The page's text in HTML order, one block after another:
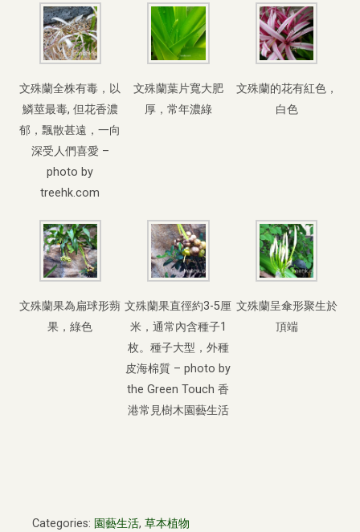
文殊蘭全株有毒，以
鱗莖最毒, 但花香濃
郁，飄散甚遠，一向
深受人們喜愛 –
photo by
treehk.com
文殊蘭葉片寬大肥
厚，常年濃綠
文殊蘭的花有紅色，
白色
文殊蘭果為扁球形蒴
果，綠色
文殊蘭果直徑約3-5厘
米，通常內含種子1
枚。種子大型，外種
皮海棉質 – photo by
the Green Touch 香
港常見樹木園藝生活
文殊蘭呈傘形聚生於
頂端
Categories: 園藝生活, 草本植物